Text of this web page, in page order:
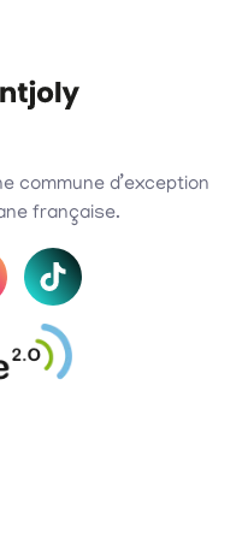
commune d’exception
française.